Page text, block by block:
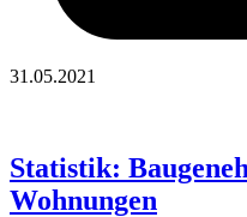
31.05.2021
Statistik:
Wohnungen